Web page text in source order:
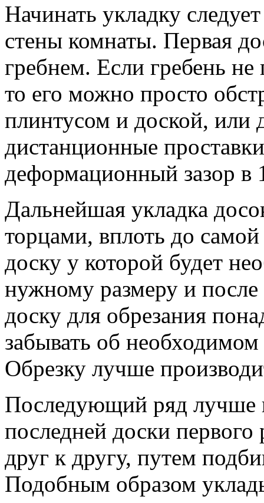
Начинать укладку
стены комнаты. Первая
гребнем. Если гребень
то его можно просто
плинтусом и доской, или
дистанционные
деформационный зазор в
Дальнейшая укладка
торцами, вплоть до
доску у которой будет
нужному размеру и после
доску для обрезания
забывать об
Обрезку лучше
Последующий ряд лучше
последней доски
друг к другу, путем
Подобным образом